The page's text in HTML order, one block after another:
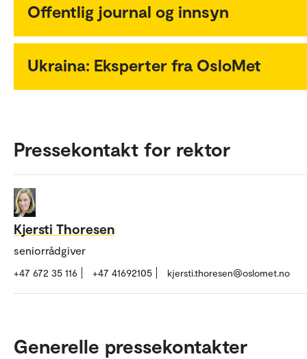
Offentlig journal og innsyn
Ukraina: Eksperter fra OsloMet
Pressekontakt for rektor
Kjersti Thoresen
seniorrådgiver
+47 672 35 116 +47 41692105 kjersti.thoresen@oslomet.no
Generelle pressekontakter